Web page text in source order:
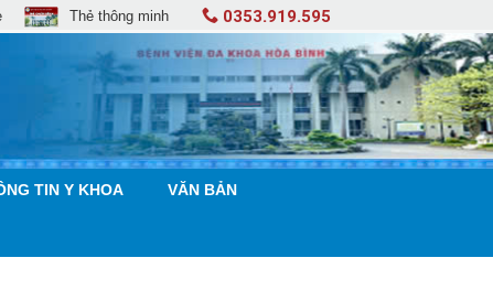
0353.919.595
Thẻ thông minh
TIN Y KHOA VĂN BẢN